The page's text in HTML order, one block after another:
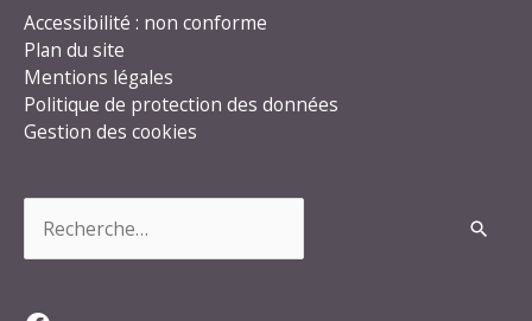
Accessibilité : non conforme
Plan du site
Mentions légales
Politique de protection des données
Gestion des cookies